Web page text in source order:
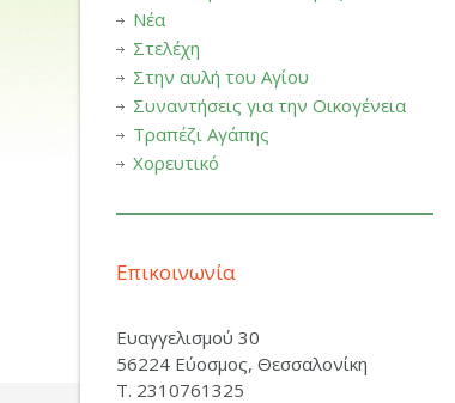
Νέα
Στελέχη
Στην αυλή του Αγίου
Συναντήσεις για την Οικογένεια
Τραπέζι Αγάπης
Χορευτικό
Επικοινωνία
Ευαγγελισμού 30
56224 Εύοσμος, Θεσσαλονίκη
Τ. 2310761325